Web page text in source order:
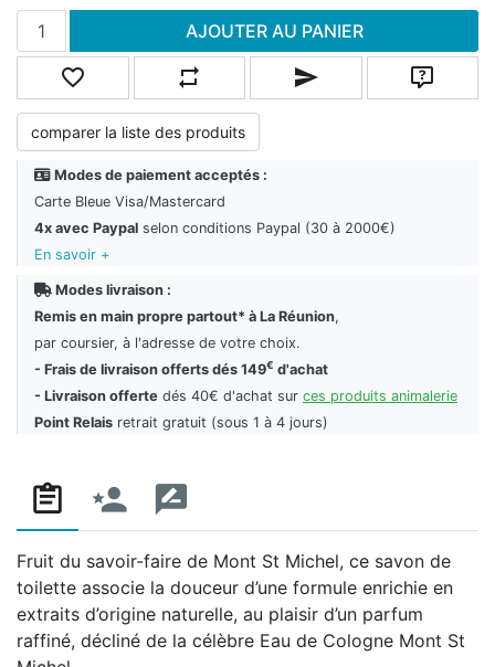
Ajouter au panier AJOUTER AU PANIER
Ajouter à la liste de souhaitsAjouter à la liste de comparaison
Envoyer un email à un ami
Poser
comparer la liste des produits
Modes de paiement acceptés :
Carte Bleue Visa/Mastercard
4x avec Paypal selon conditions Paypal (30 à 2000€)
En savoir +
Modes livraison :
Remis en main propre partout* à La Réunion,
par coursier, à l'adresse de votre choix.
- Frais de livraison offerts dés 149€ d'achat
- Livraison offerte dés 40€ d'achat sur ces produits animalerie
Point Relais retrait gratuit (sous 1 à 4 jours)
Fruit du savoir-faire de Mont St Michel, ce savon de
toilette associe la douceur d’une formule enrichie en
extraits d’origine naturelle, au plaisir d’un parfum
raffiné, décliné de la célèbre Eau de Cologne Mont St